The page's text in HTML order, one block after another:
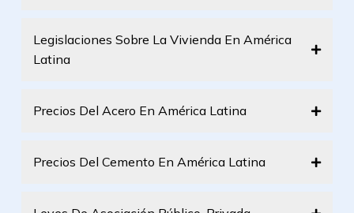
Legislaciones Sobre La Vivienda En América
Latina
Precios Del Acero En América Latina
Precios Del Cemento En América Latina